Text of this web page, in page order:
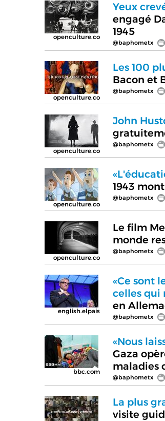
openculture.co
Yeux
engagé
1945
@baphometx
openculture.co
Les 100
Bacon et
@baphometx
openculture.co
John
@baphometx
openculture.co
1943
@baphometx
openculture.co
Le film
monde
@baphometx
english.elpais
«Ce sont
celles qui
en
@baphometx
bbc.com
«Nous
Gaza
maladies
@baphometx
La plus
visite